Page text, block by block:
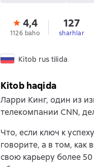
4,4
1126 baho
127
sharhlar
Kitob rus tilida
Kitob haqida
Ларри Кинг, один из
телекомпании CNN,
Что, если ключ к
говорите, а в том, как
свою карьеру более